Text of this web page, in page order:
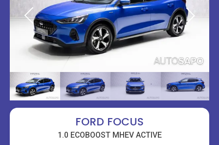
FORD FOCUS
1.0 ECOBOOST MHEV ACTIVE